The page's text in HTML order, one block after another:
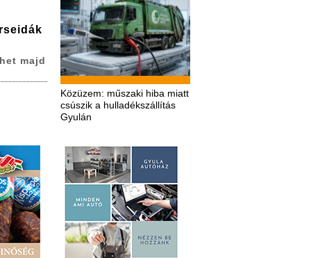
Közüzem: műszaki hiba miatt
csúszik a hulladékszállítás
Gyulán
majd